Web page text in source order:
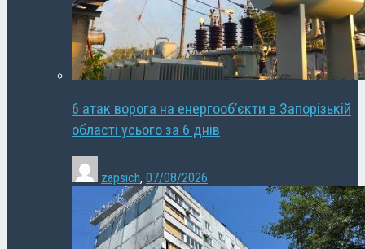
6 атак ворога на енергооб’єкти в Запорізькій
області усього за 6 днів
zapsich, 07/08/2026